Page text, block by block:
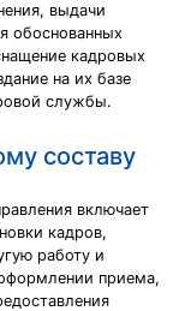
выдачи
обоснованных
кадровых
на их базе
службы.
составу
включает
кадров,
работу и
приема,